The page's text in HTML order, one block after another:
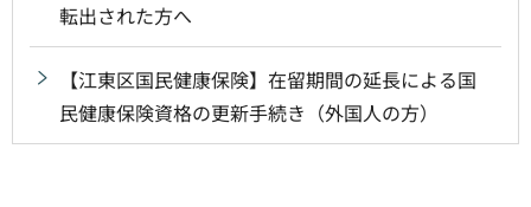
転出された方へ
【江東区国民健康保険】在留期間の延長による国
民健康保険資格の更新手続き（外国人の方）